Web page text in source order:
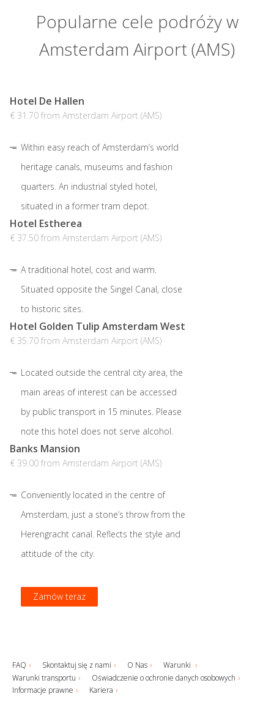
Popularne cele podróży w
Amsterdam Airport (AMS)
Hotel De Hallen
€ 31.70 from Amsterdam Airport (AMS)
Within easy reach of Amsterdam’s world
heritage canals, museums and fashion
quarters. An industrial styled hotel,
situated in a former tram depot.
Zamów teraz
Hotel Estherea
€ 37.50 from Amsterdam Airport (AMS)
A traditional hotel, cost and warm.
Situated opposite the Singel Canal, close
to historic sites.
Zamów teraz
Hotel Golden Tulip Amsterdam West
€ 35.70 from Amsterdam Airport (AMS)
Located outside the central city area, the
main areas of interest can be accessed
by public transport in 15 minutes. Please
note this hotel does not serve alcohol.
Zamów teraz
Banks Mansion
€ 39.00 from Amsterdam Airport (AMS)
Conveniently located in the centre of
Amsterdam, just a stone’s throw from the
Herengracht canal. Reflects the style and
attitude of the city.
Zamów teraz
FAQ Skontaktuj się z nami O Nas
Warunki
Warunki transportu
Oświadczenie o ochronie danych osobowych
Informacje prawne
Kariera